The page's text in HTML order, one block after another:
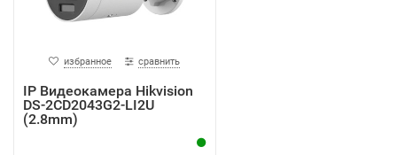
избранное сравнить
IP Видеокамера Hikvision
DS-2CD2043G2-LI2U
(2.8mm)